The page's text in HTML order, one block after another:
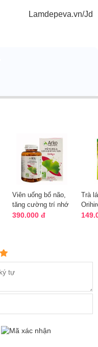
Lamdepeva.vn/Jd
Viên uống bổ não,
tăng cường trí nhớ
Ginkgo Arkopharma
390.000 đ
Trà
Bổ